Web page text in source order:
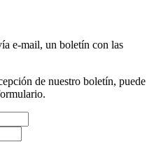
e-mail, un boletín con las
de nuestro boletín, puede